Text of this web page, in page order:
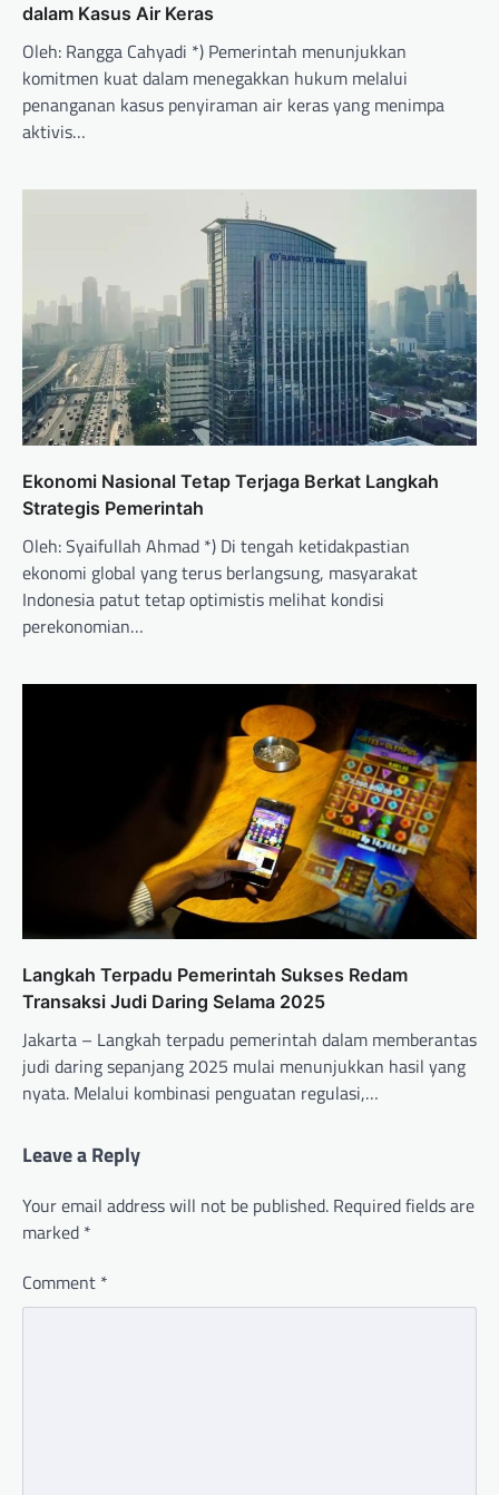
dalam Kasus Air Keras
Oleh: Rangga Cahyadi *) Pemerintah menunjukkan
komitmen kuat dalam menegakkan hukum melalui
penanganan kasus penyiraman air keras yang menimpa
aktivis…
Ekonomi Nasional Tetap Terjaga Berkat Langkah
Strategis Pemerintah
Oleh: Syaifullah Ahmad *) Di tengah ketidakpastian
ekonomi global yang terus berlangsung, masyarakat
Indonesia patut tetap optimistis melihat kondisi
perekonomian…
Langkah Terpadu Pemerintah Sukses Redam
Transaksi Judi Daring Selama 2025
Jakarta – Langkah terpadu pemerintah dalam memberantas
judi daring sepanjang 2025 mulai menunjukkan hasil yang
nyata. Melalui kombinasi penguatan regulasi,…
Leave a Reply
Your email address will not be published. Required fields are
marked *
Comment *